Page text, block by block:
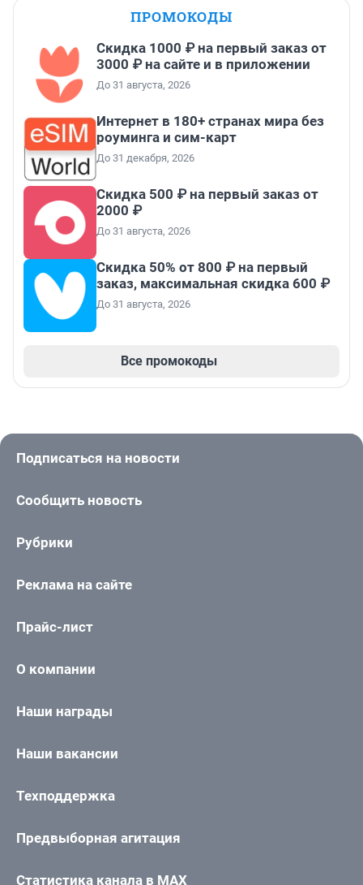
ПРОМОКОДЫ
Скидка 1000 ₽ на первый заказ от
3000 ₽ на сайте и в приложении
До 31 августа, 2026
Интернет в 180+ странах мира без
роуминга и сим-карт
До 31 декабря, 2026
Скидка 500 ₽ на первый заказ от
2000 ₽
До 31 августа, 2026
Скидка 50% от 800 ₽ на первый
заказ, максимальная скидка 600 ₽
До 31 августа, 2026
Все промокоды
Подписаться на новости
Сообщить новость
Рубрики
Реклама на сайте
Прайс-лист
О компании
Наши награды
Наши вакансии
Техподдержка
Предвыборная агитация
Статистика канала в MAX